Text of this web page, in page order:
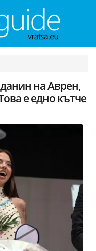
на Аврен,
е едно кътче